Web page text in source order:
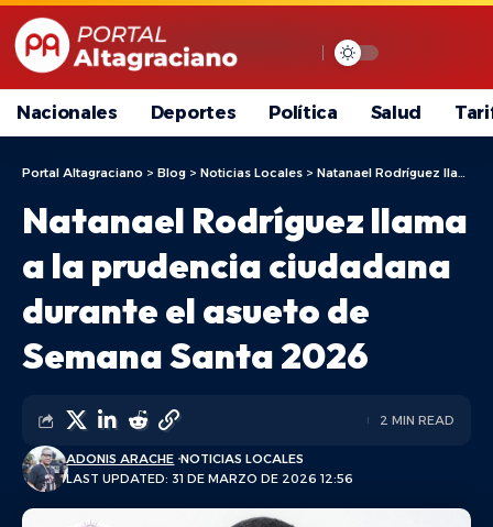
Nacionales Deportes Política Salud
Portal Altagraciano > Blog > Noticias Locales > Natanael Rodríguez llama a la prudencia ciudadana durante el asueto de Semana Santa 2026
Natanael Rodríguez llama
a la prudencia ciudadana
durante el asueto de
Semana Santa 2026
LAST UPDATED: 31 DE MARZO DE 2026 12:56
ADONIS ARACHE NOTICIAS LOCALES
2 MIN READ